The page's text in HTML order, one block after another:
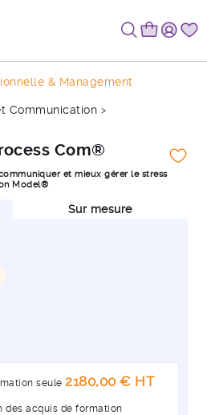
& Management
Communication
Com®
et mieux gérer le stress
Model®
Sur mesure
seule 2180,00 € HT
des acquis de formation